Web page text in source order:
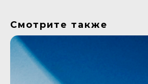
Смотрите также